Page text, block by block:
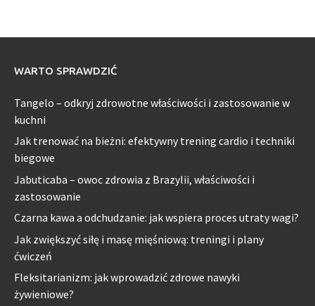
WARTO SPRAWDZIĆ
Tangelo – odkryj zdrowotne właściwości i zastosowanie w
kuchni
Jak trenować na bieżni: efektywny trening cardio i techniki
biegowe
Jabuticaba – owoc zdrowia z Brazylii, właściwości i
zastosowanie
Czarna kawa a odchudzanie: jak wspiera proces utraty wagi?
Jak zwiększyć siłę i masę mięśniową: treningi i plany
ćwiczeń
Fleksitarianizm: jak wprowadzić zdrowe nawyki
żywieniowe?